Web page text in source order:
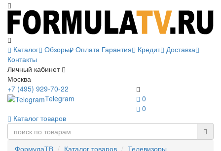
Каталог Обзоры Оплата Гарантия Кредит
Доставка
Контакты
Личный кабинет
Москва
0
0
+7 (495) 929-70-22
Telegram
Каталог товаров
ФормулаТВ Каталог товаров
Телевизоры